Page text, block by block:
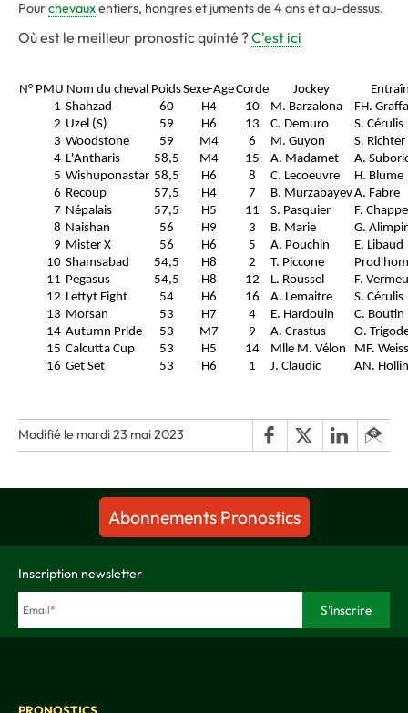
Pourchevauxentiers, hongres et juments de 4 ans et au-dessus.
Où est le meilleur pronostic quinté ?C'est ici
N° PMU Nom du cheval PoidsSexe-AgeCorde Jockey
1 Shahzad 60 H4 10 M. Barzalona
FH.
2 Uzel (S) 59 H6 13 C. Demuro
S. Cérulis
3 Woodstone 59 M4 6 M. Guyon
S. Richter
4 L'Antharis 58,5 M4 15 A. Madamet
A.
5 Wishuponastar 58,5 H6 8 C. Lecoeuvre
H. Blume
6 Recoup 57,5 H4 7 B. MurzabayevA. Fabre
7 Népalais 57,5 H5 11 S. Pasquier
F.
8 Naishan 56 H9 3 B. Marie
G.
9 Mister X 56 H6 5 A. Pouchin
E. Libaud
10 Shamsabad 54,5 H8 2 T. Piccone
11 Pegasus 54,5 H8 12 L. Roussel
F.
12 Lettyt Fight 54 H6 16 A. Lemaitre
S. Cérulis
13 Morsan 53 H7 4 E. Hardouin
C. Boutin
14 Autumn Pride 53 M7 9 A. Crastus
O.
15 Calcutta Cup 53 H5 14 Mlle M. Vélon
MF.
16 Get Set 53 H6 1 J. Claudic AN.
Modifié le mardi 23 mai 2023
Abonnements Pronostics
Inscription newsletter